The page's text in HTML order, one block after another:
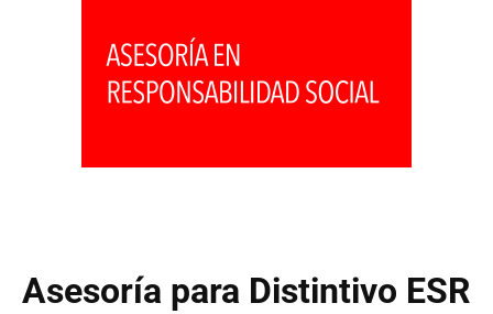
Asesoría para Distintivo ESR